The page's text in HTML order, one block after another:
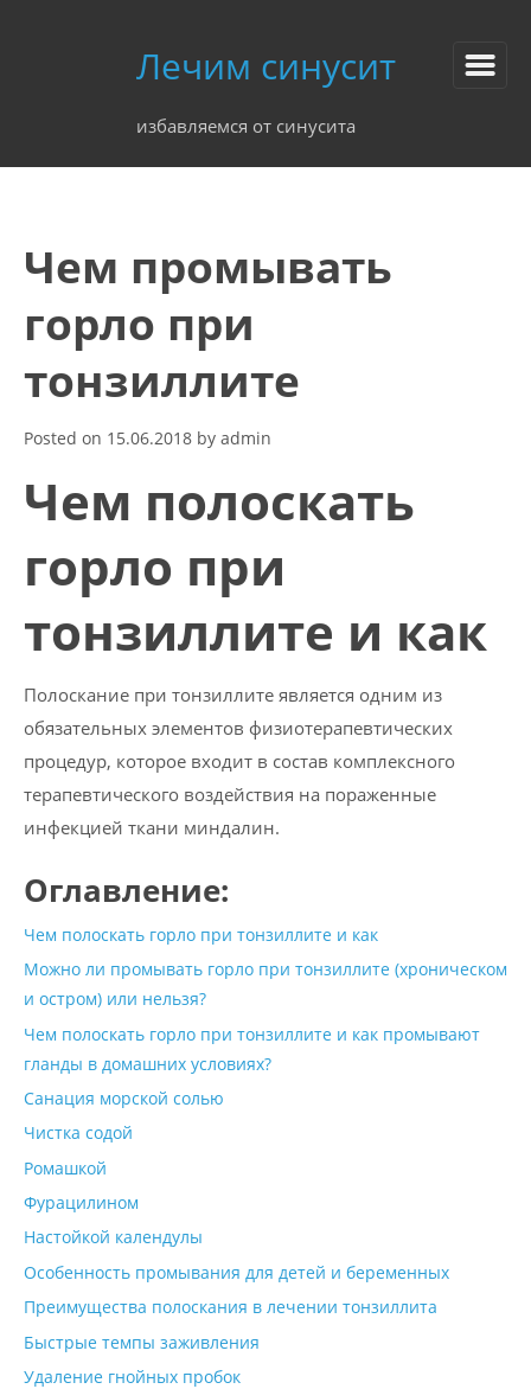
Лечим синусит
избавляемся от синусита
Чем промывать
горло при
тонзиллите
Posted on 15.06.2018 by admin
Чем полоскать
горло при
тонзиллите и как
Полоскание при тонзиллите является одним из
обязательных элементов физиотерапевтических
процедур, которое входит в состав комплексного
терапевтического воздействия на пораженные
инфекцией ткани миндалин.
Оглавление:
Чем полоскать горло при тонзиллите и как
Можно ли промывать горло при тонзиллите (хроническом
и остром) или нельзя?
Чем полоскать горло при тонзиллите и как промывают
гланды в домашних условиях?
Санация морской солью
Чистка содой
Ромашкой
Фурацилином
Настойкой календулы
Особенность промывания для детей и беременных
Преимущества полоскания в лечении тонзиллита
Быстрые темпы заживления
Удаление гнойных пробок